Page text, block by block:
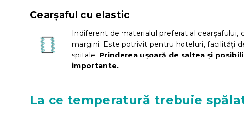
Cearșaful cu elastic
Indiferent de materialul preferat al cearșafului,
margini. Este potrivit pentru hoteluri, facilități
spitale. Prinderea ușoară de saltea și
importante.
La ce temperatură trebuie